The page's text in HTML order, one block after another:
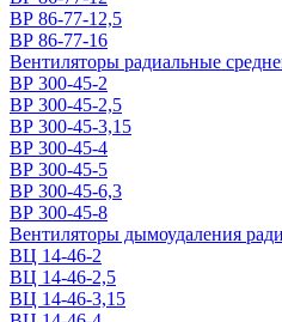
ВР 86-77-12,5
ВР 86-77-16
Вентиляторы радиальные
ВР 300-45-2
ВР 300-45-2,5
ВР 300-45-3,15
ВР 300-45-4
ВР 300-45-5
ВР 300-45-6,3
ВР 300-45-8
Вентиляторы дымоудаления
ВЦ 14-46-2
ВЦ 14-46-2,5
ВЦ 14-46-3,15